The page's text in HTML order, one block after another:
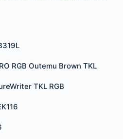
RGB Outemu Brown TKL
TKL RGB